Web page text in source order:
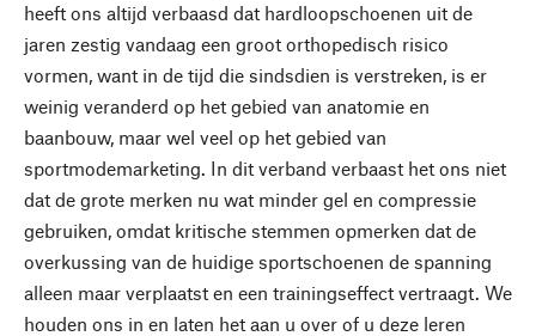
heeft ons altijd verbaasd dat hardloopschoenen uit de
jaren zestig vandaag een groot orthopedisch risico
vormen, want in de tijd die sindsdien is verstreken, is er
weinig veranderd op het gebied van anatomie en
baanbouw, maar wel veel op het gebied van
sportmodemarketing. In dit verband verbaast het ons niet
dat de grote merken nu wat minder gel en compressie
gebruiken, omdat kritische stemmen opmerken dat de
overkussing van de huidige sportschoenen de spanning
alleen maar verplaatst en een trainingseffect vertraagt. We
houden ons in en laten het aan u over of u deze leren